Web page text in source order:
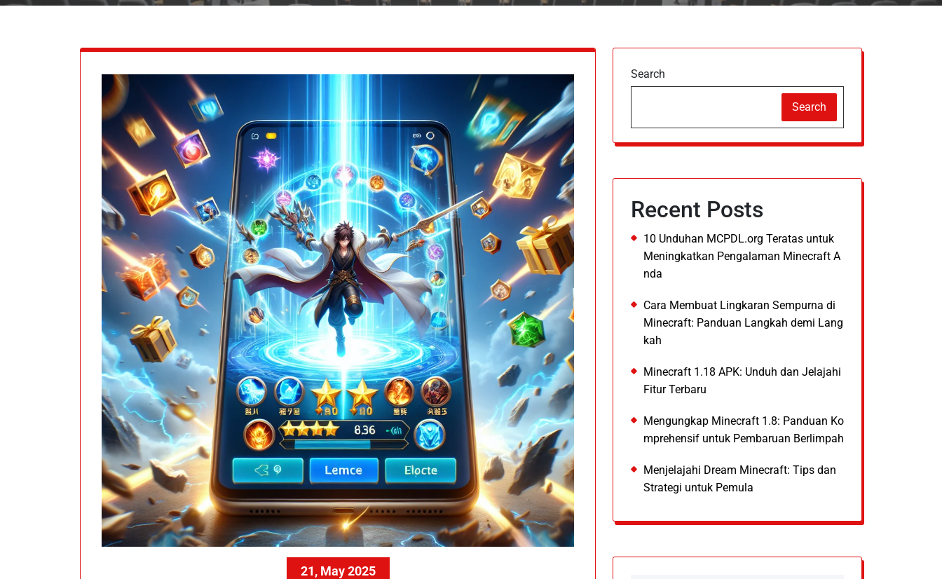
21, May 2025
Search
Search
Recent Posts
10 Unduhan MCPDL.org Teratas untuk
Meningkatkan Pengalaman Minecraft A
nda
Cara Membuat Lingkaran Sempurna di
Minecraft: Panduan Langkah demi Lang
kah
Minecraft 1.18 APK: Unduh dan Jelajahi
Fitur Terbaru
Mengungkap Minecraft 1.8: Panduan Ko
mprehensif untuk Pembaruan Berlimpah
Menjelajahi Dream Minecraft: Tips dan
Strategi untuk Pemula